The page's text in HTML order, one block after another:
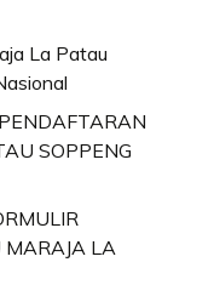
La Patau
SOPPENG
MARAJA LA